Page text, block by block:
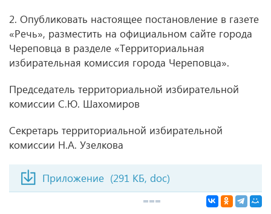
2. Опубликовать настоящее постановление в газете
«Речь», разместить на официальном сайте города
Череповца в разделе «Территориальная
избирательная комиссия города Череповца».
Председатель территориальной избирательной
комиссии С.Ю. Шахомиров
Секретарь территориальной избирательной
комиссии Н.А. Узелкова
Приложение (291 КБ, doc)